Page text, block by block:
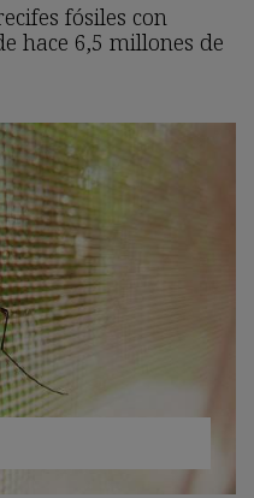
fósiles con
hace 6,5 millones de